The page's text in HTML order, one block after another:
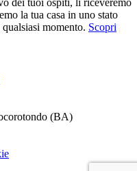
dei tuoi ospiti, li riceveremo
la tua casa in uno stato
momento. Scopri
(BA)